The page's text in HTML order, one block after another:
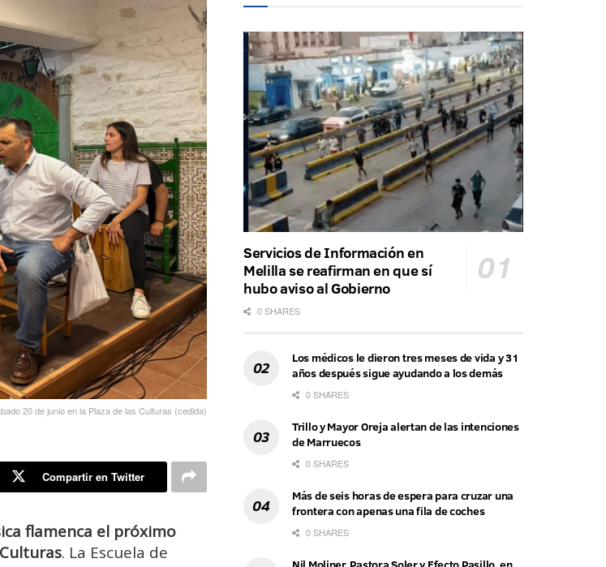
20 de junio en la Plaza de las Culturas (cedida)
Compartir en Twitter
flamenca el próximo
. La Escuela de
Servicios de Información en
Melilla se reafirman en que sí
hubo aviso al Gobierno
0 SHARES
Los médicos le dieron tres meses de vida y 31
años después sigue ayudando a los demás
0 SHARES
Trillo y Mayor Oreja alertan de las intenciones
de Marruecos
0 SHARES
Más de seis horas de espera para cruzar una
frontera con apenas una fila de coches
0 SHARES